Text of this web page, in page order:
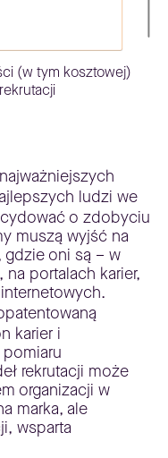
(w tym kosztowej)
ludzi we
o zdobyciu
muszą wyjść na
oni są – w
portalach karier,
karier i
rekrutacji może
organizacji w
marka, ale
wsparta